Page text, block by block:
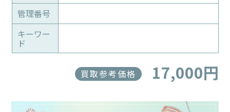
管理番号
キーワー
ド
買取参考価格 17,000円